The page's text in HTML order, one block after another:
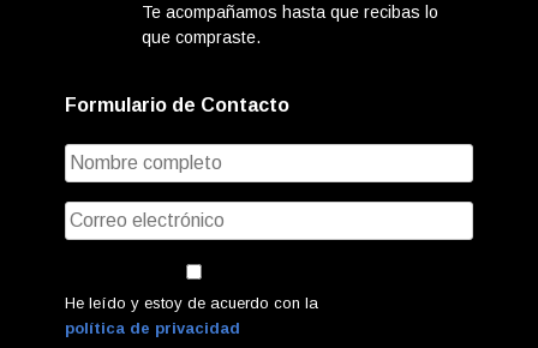
Te acompañamos hasta que recibas lo
que compraste.
Formulario de Contacto
He leído y estoy de acuerdo con la
política de privacidad